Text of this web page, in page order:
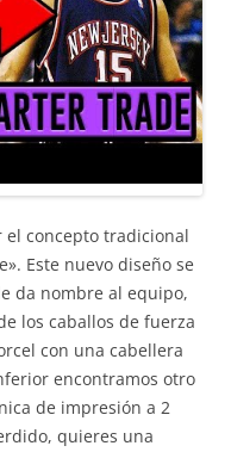
concepto tradicional
Este nuevo diseño se
da nombre al equipo,
los caballos de fuerza
con una cabellera
encontramos otro
de impresión a 2
quieres una